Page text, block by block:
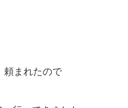
まれたので